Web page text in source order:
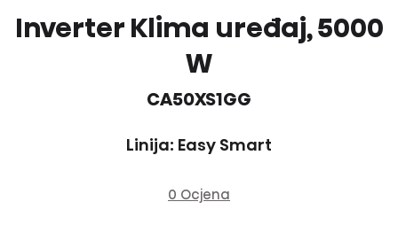
Inverter Klima uređaj, 5000
W
CA50XS1GG
Linija: Easy Smart
0 Ocjena